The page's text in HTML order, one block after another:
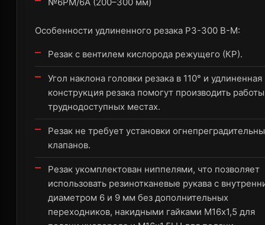
Особенности удлиненного резака Р3-300 В-М:
Резак с вентилем кислорода режущего (КР).
Угол наклона головки резака в 110° и удлиненная
конструкция резака помогут производить
труднодоступных местах.
Резак не требует установки
клапанов.
Резак укомплектован ниппелями, что позволяет
использовать резинотканевые рукава с
диаметром 6 и 9 мм без дополнительных
переходников, накидными гайками M16х1,5 для